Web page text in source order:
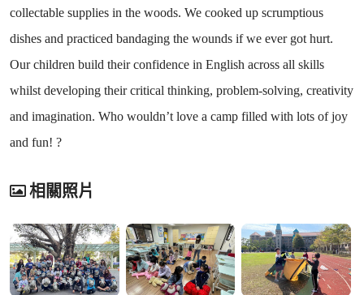
collectable supplies in the woods. We cooked up scrumptious
dishes and practiced bandaging the wounds if we ever got hurt.
Our children build their confidence in English across all skills
whilst developing their critical thinking, problem-solving, creativity
and imagination. Who wouldn’t love a camp filled with lots of joy
and fun! ?
相關照片